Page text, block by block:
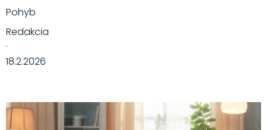
Pohyb
Redakcia
·
18.2.2026